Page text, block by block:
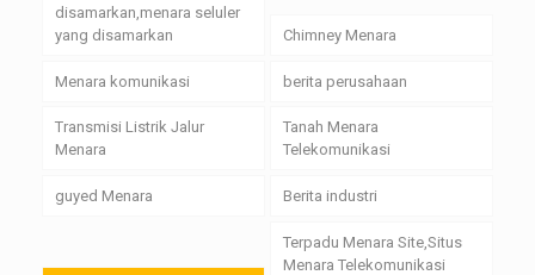
disamarkan,menara seluler
yang disamarkan
Chimney Menara
Menara komunikasi berita perusahaan
Transmisi Listrik Jalur
Menara
Tanah Menara
Telekomunikasi
guyed Menara Berita industri
Terpadu Menara Site,Situs
Menara Telekomunikasi